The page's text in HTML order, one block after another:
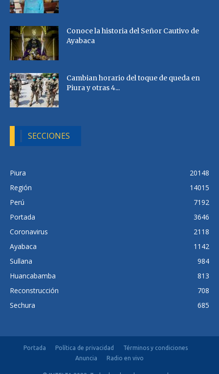
Conoce la historia del Señor Cautivo de
Ayabaca
Cambian horario del toque de queda en
Piura y otras 4...
SECCIONES
Piura
20148
Región
14015
Perú
7192
Portada
3646
Coronavirus
2118
Ayabaca
1142
Sullana
984
Huancabamba
813
Reconstrucción
708
Sechura
685
Portada Política de privacidad
Términos y condiciones
Anuncia
Radio en vivo